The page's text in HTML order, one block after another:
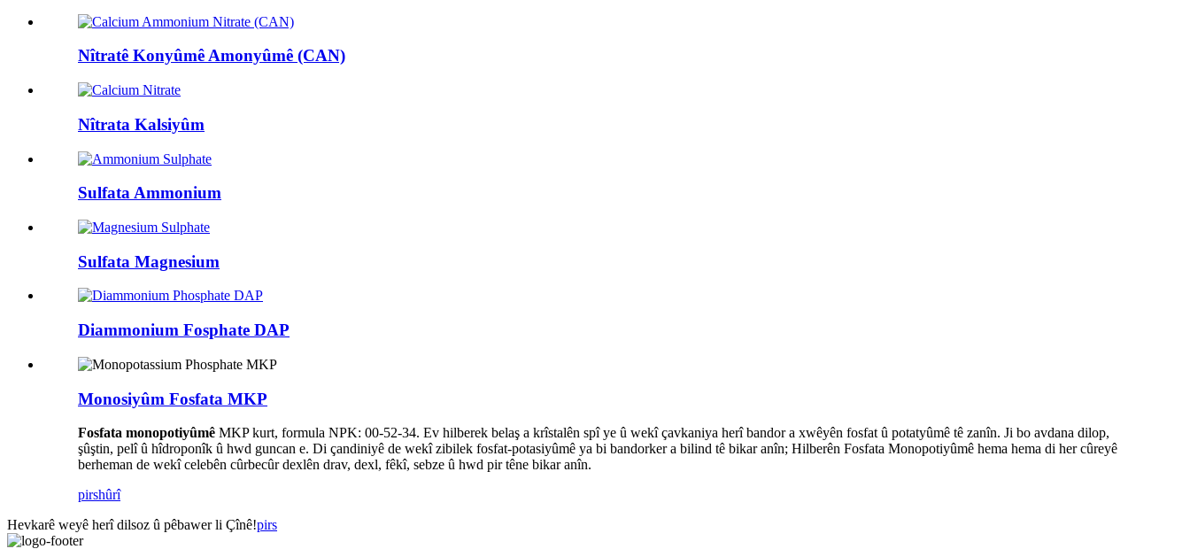
Nîtratê Konyûmê Amonyûmê (CAN)
Nîtrata Kalsiyûm
Sulfata Ammonium
Sulfata Magnesium
Diammonium Fosphate DAP
Monosiyûm Fosfata MKP
Fosfata monopotiyûmê MKP kurt, formula NPK: 00-52-34. Ev hilberek belaş a krîstalên spî ye û wekî çavkaniya herî bandor a xwêyên fosfat û potatyûmê tê zanîn. Ji bo avdana dilop,
şûştin, pelî û hîdroponîk û hwd guncan e. Di çandiniyê de wekî zibilek fosfat-potasiyûmê ya bi bandorker a bilind tê bikar anîn; Hilberên Fosfata Monopotiyûmê hema hema di her cûreyê
berheman de wekî celebên cûrbecûr dexlên drav, dexl, fêkî, sebze û hwd pir têne bikar anîn.
pirshûrî
Hevkarê weyê herî dilsoz û pêbawer li Çînê!pirs